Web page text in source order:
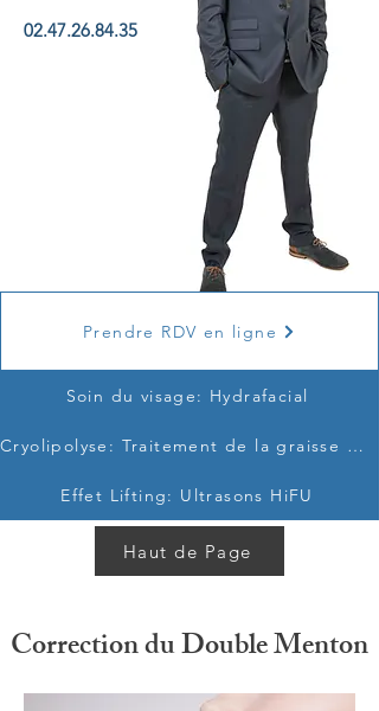
02.47.26.84.35
Prendre RDV en ligne
Soin du visage: Hydrafacial
Cryolipolyse: Traitement de la graisse par le froid
Effet Lifting: Ultrasons HiFU
Haut de Page
Correction du Double Menton